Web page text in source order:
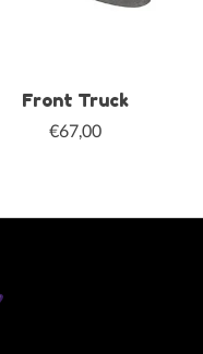
Front Truck
€67,00